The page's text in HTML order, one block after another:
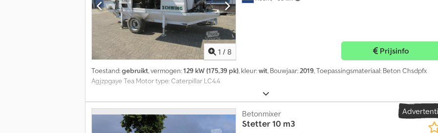
1 / 8 Prijsinfo
Toestand:gebruikt, vermogen:129 kW (175,39 pk), kleur:wit, Bouwjaar:2019, Toepassingsmateriaal: Beton Chsdpfx
Agjzpgaye Tea Motor type: Caterpillar LC4.4
Betonmixer
Stetter10 m3
0
a
n
r
g
e